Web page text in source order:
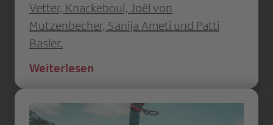
Vetter, Knackeboul, Joël von
Mutzenbecher, Sanija Ameti und Patti
Basler.
Weiterlesen